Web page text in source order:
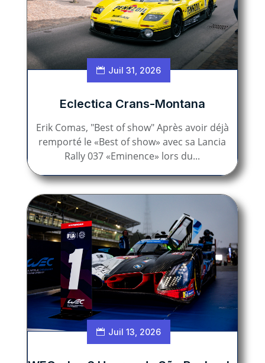
Juil 31, 2026
Eclectica Crans-Montana
Erik Comas, "Best of show" Après avoir déjà
remporté le «Best of show» avec sa Lancia
Rally 037 «Eminence» lors du...
Juil 13, 2026